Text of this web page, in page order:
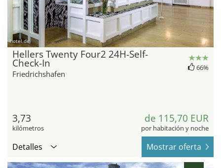
hotel.de
Hellers Twenty Four2 24H-Self-
Check-In
Friedrichshafen
66%
3,73
kilómetros
de 115,70 EUR
por habitación y noche
Detalles Mostrar oferta